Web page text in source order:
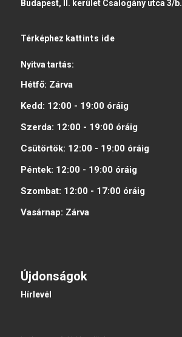
Budapest, II. kerület Csalogány utca 3/b.
Térképhez kattints ide
Nyitva tartás:
Hétfő: Zárva
Kedd: 12:00 - 19:00 óráig
Szerda: 12:00 - 19:00 óráig
Csütörtök: 12:00 - 19:00 óráig
Péntek: 12:00 - 19:00 óráig
Szombat: 12:00 - 17:00 óráig
Vasárnap: Zárva
Újdonságok
Hírlevél